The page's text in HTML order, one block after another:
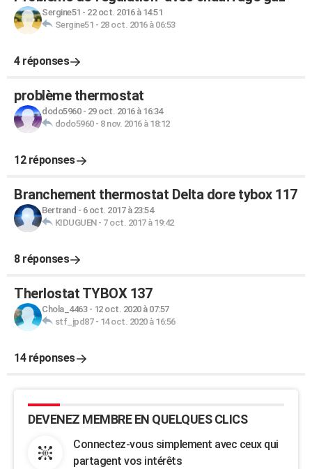
Sergine51 - 22 oct. 2016 à 14:51
Sergine51 - 28 oct. 2016 à 06:53
4 réponses
problème thermostat
dodo5960- 29 oct. 2016 à 16:34
dodo5960- 8 nov. 2016 à 18:12
12 réponses
Branchement thermostat Delta dore tybox 117
Bertrand - 6 oct. 2017 à 23:54
KIDUGUEN- 7 oct. 2017 à 19:42
8 réponses
Therlostat TYBOX 137
Chola_4463- 12 oct. 2020 à 07:57
stf_jpd87- 14 oct. 2020 à 16:56
14 réponses
DEVENEZ MEMBRE EN QUELQUES CLICS
Connectez-vous simplement avec ceux qui
partagent vos intérêts